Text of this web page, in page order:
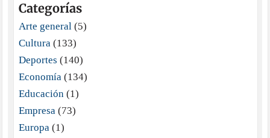
Categorías
Arte general(5)
Cultura(133)
Deportes (140)
Economía(134)
Educación(1)
Empresa(73)
Europa(1)